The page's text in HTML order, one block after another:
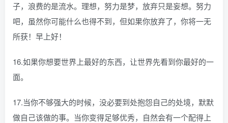
子，浪费的是流水。理想，努力是梦，放弃只是妄想。努力
吧，虽然你可能什么也得不到，但如果你放弃了，你将一无
所获！早上好！
16.如果你想要世界上最好的东西，让世界先看到你最好的一
面。
17.当你不够强大的时候，没必要到处抱怨自己的处境，默默
做自己该做的事。当你变得足够优秀，自然会有一个配得上